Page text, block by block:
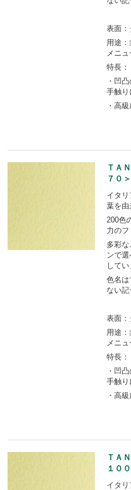
表面：
用途：
メニュ
特長：
・凹
手触り
・高
ＴＡ
７０
イタ
葉を由
200色
力のフ
多彩
ンで
してい
色名は
ない記
表面：
用途：
メニュ
特長：
・凹
手触り
・高
ＴＡ
１０
イタ